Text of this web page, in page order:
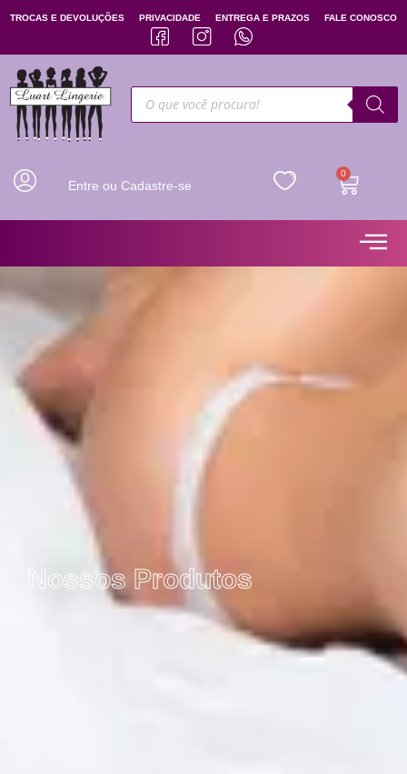
TROCAS E DEVOLUÇÕES PRIVACIDADE ENTREGA E PRAZOS FALE CONOSCO
Entre ou Cadastre-se
0
Nossos Produtos